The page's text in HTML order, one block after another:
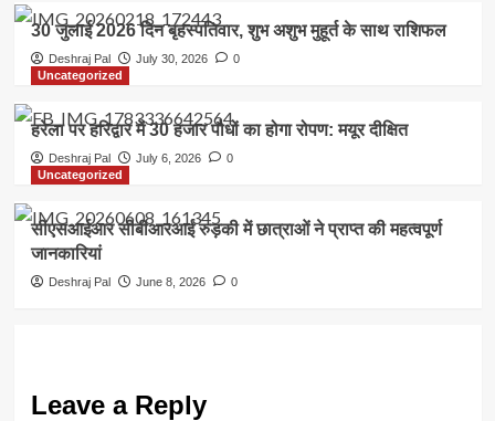
30 जुलाई 2026 दिन बृहस्पतिवार, शुभ अशुभ मुहूर्त के साथ राशिफल
Deshraj Pal July 30, 2026
0
Uncategorized
हरेला पर हरिद्वार में 30 हजार पौधों का होगा रोपण: मयूर दीक्षित
Deshraj Pal July 6, 2026
0
Uncategorized
सीएसआईआर सीबीआरआई रुड़की में छात्राओं ने प्राप्त की महत्वपूर्ण
जानकारियां
Deshraj Pal June 8, 2026 0
Leave a Reply